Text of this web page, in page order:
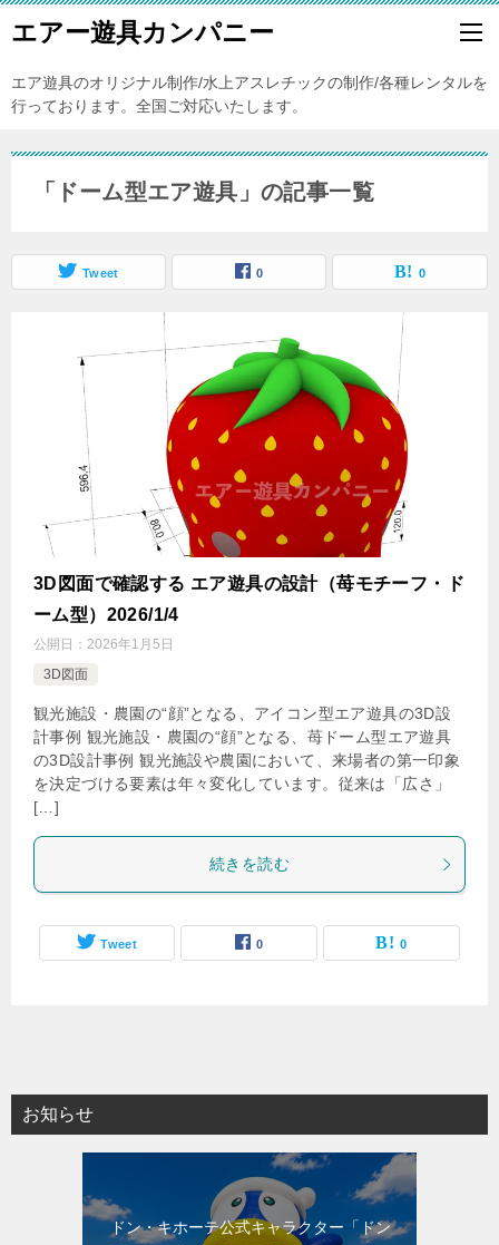
エアー遊具カンパニー
エア遊具のオリジナル制作/水上アスレチックの制作/各種レンタルを
行っております。全国ご対応いたします。
「ドーム型エア遊具」の記事一覧
Tweet 0 0
3D図面で確認する エア遊具の設計（苺モチーフ・ド
ーム型）2026/1/4
公開日： 2026年1月5日
3D図面
観光施設・農園の“顔”となる、アイコン型エア遊具の3D設
計事例 観光施設・農園の“顔”となる、苺ドーム型エア遊具
の3D設計事例 観光施設や農園において、来場者の第一印象
を決定づける要素は年々変化しています。従来は「広さ」
[…]
続きを読む
Tweet 0 0
お知らせ
ドン・キホーテ公式キャラクター「ドン